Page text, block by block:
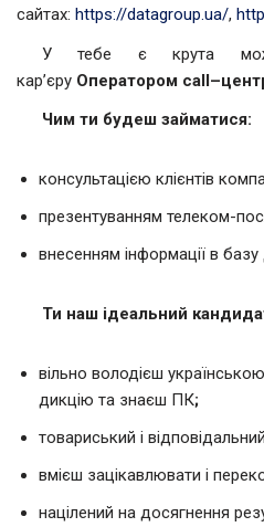
сайтах: https://datagroup.ua/,
У тебе є крута
кар’єру Оператором call–
Чим ти будеш займатися:
консультацією клієнтів
презентуванням телеком-
внесенням інформації в
Ти наш ідеальний
вільно володієш
дикцію та знаєш ПК;
товариський і відповідальний
вмієш зацікавлювати і
націлений на досягнення